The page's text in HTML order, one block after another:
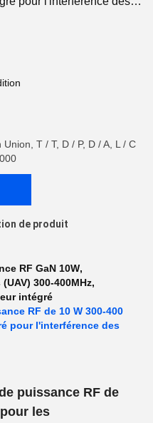
T / T, D / P, D / A, L / C
de produit
RF GaN 10W,
300-400MHz,
intégré
RF de 10 W 300-400
pour l'interférence des
puissance RF de
pour les